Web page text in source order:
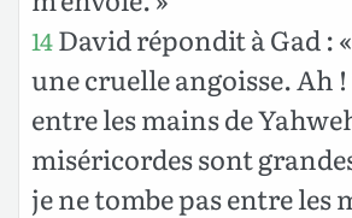
14David répondit à Gad :
une cruelle angoisse. Ah
entre les mains de
miséricordes sont
je ne tombe pas entre les